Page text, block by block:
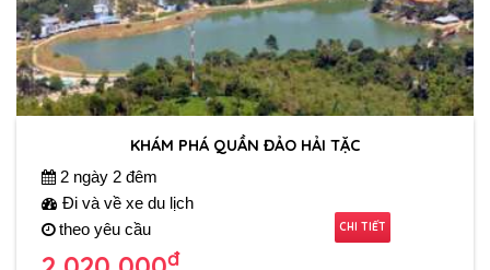
KHÁM PHÁ QUẦN ĐẢO HẢI TẶC
2 ngày 2 đêm
Đi và về xe du lịch
theo yêu cầu
đ
CHI TIẾT